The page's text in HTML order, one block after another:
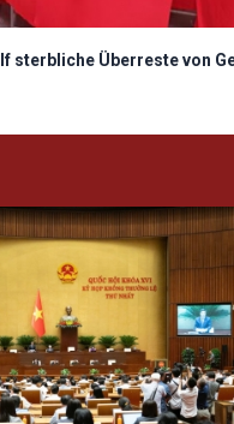
sterbliche Überreste von